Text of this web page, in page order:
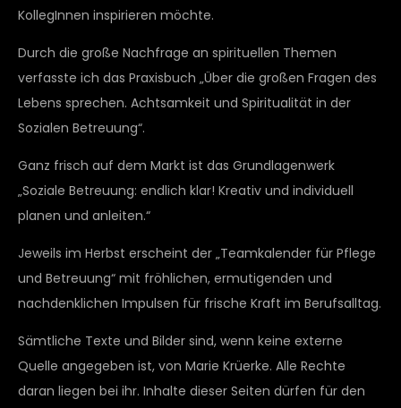
KollegInnen inspirieren möchte.
Durch die große Nachfrage an spirituellen Themen
verfasste ich das Praxisbuch „Über die großen Fragen des
Lebens sprechen. Achtsamkeit und Spiritualität in der
Sozialen Betreuung“.
Ganz frisch auf dem Markt ist das Grundlagenwerk
„Soziale Betreuung: endlich klar! Kreativ und individuell
planen und anleiten.“
Jeweils im Herbst erscheint der „Teamkalender für Pflege
und Betreuung“ mit fröhlichen, ermutigenden und
nachdenklichen Impulsen für frische Kraft im Berufsalltag.
Sämtliche Texte und Bilder sind, wenn keine externe
Quelle angegeben ist, von Marie Krüerke. Alle Rechte
daran liegen bei ihr. Inhalte dieser Seiten dürfen für den